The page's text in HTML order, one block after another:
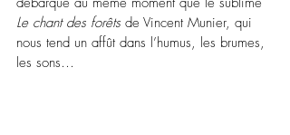
Le chant des forêts de Vincent Munier, qui
nous tend un affût dans l’humus, les brumes,
les sons…